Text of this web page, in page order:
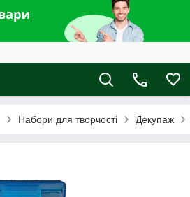
Набори для творчості Декупаж